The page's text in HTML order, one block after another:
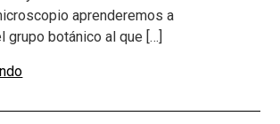
aprenderemos a
grupo botánico al que […]